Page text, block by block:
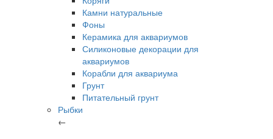
Камни натуральные
Фоны
Керамика для аквариумов
Силиконовые декорации для
аквариумов
Корабли для аквариума
Грунт
Питательный грунт
Рыбки
←